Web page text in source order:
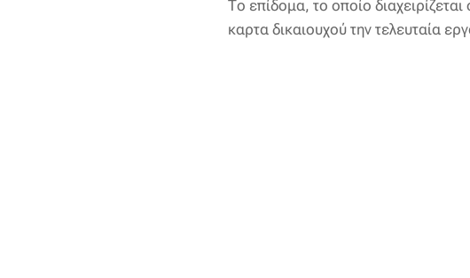
Το επίδομα, το οποίο
καρτα δικαιουχού την τελευταία